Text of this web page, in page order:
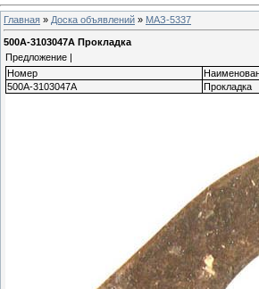
Главная » Доска объявлений » МАЗ-5337
500А-3103047А Прокладка
Предложение |
Номер
500А-3103047А
Прокладка